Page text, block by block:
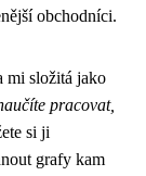
obchodníci.
mi složitá jako
pracovat,
si ji
grafy kam